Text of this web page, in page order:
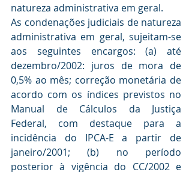
natureza administrativa em geral.
As condenações judiciais de natureza
administrativa em geral, sujeitam-se
aos seguintes encargos: (a) até
dezembro/2002: juros de mora de
0,5% ao mês; correção monetária de
acordo com os índices previstos no
Manual de Cálculos da Justiça
Federal, com destaque para a
incidência do IPCA-E a partir de
janeiro/2001; (b) no período
posterior à vigência do CC/2002 e